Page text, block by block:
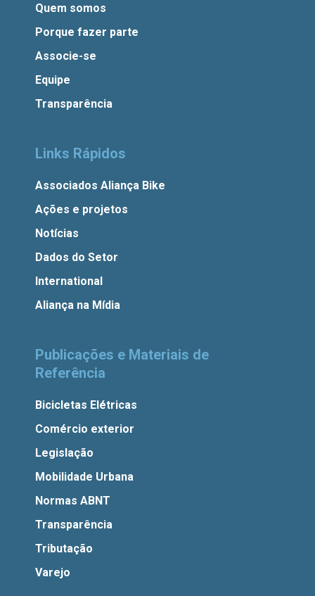
Quem somos
Porque fazer parte
Associe-se
Equipe
Transparência
Links Rápidos
Associados Aliança Bike
Ações e projetos
Notícias
Dados do Setor
International
Aliança na Mídia
Publicações e Materiais de
Referência
Bicicletas Elétricas
Comércio exterior
Legislação
Mobilidade Urbana
Normas ABNT
Transparência
Tributação
Varejo